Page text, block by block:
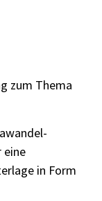
zum Thema
eine
in Form